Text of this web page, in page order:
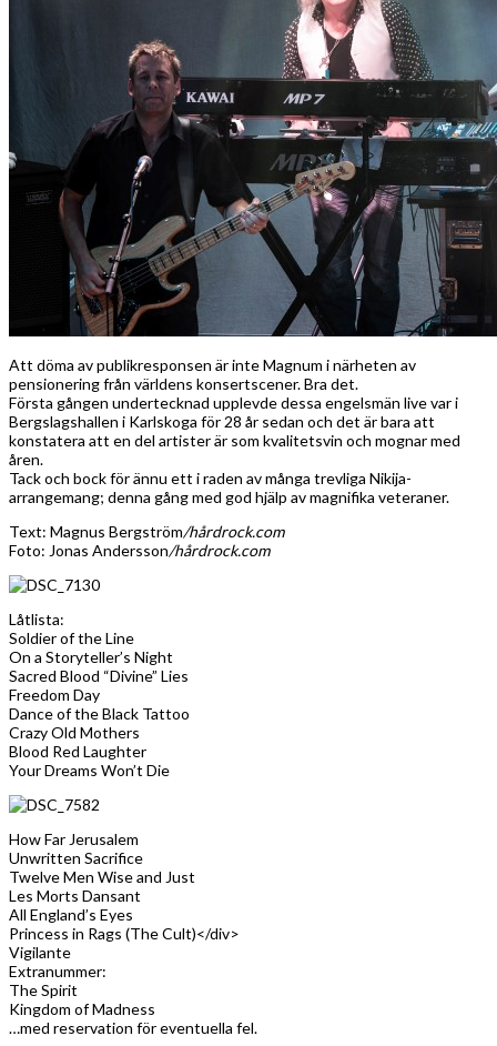
Att döma av publikresponsen är inte Magnum i närheten av
pensionering från världens konsertscener. Bra det.
Första gången undertecknad upplevde dessa engelsmän live var i
Bergslagshallen i Karlskoga för 28 år sedan och det är bara att
konstatera att en del artister är som kvalitetsvin och mognar med
åren.
Tack och bock för ännu ett i raden av många trevliga Nikija-
arrangemang; denna gång med god hjälp av magnifika veteraner.
Text: Magnus Bergström/hårdrock.com
Foto: Jonas Andersson/hårdrock.com
Låtlista:
Soldier of the Line
On a Storyteller’s Night
Sacred Blood “Divine” Lies
Freedom Day
Dance of the Black Tattoo
Crazy Old Mothers
Blood Red Laughter
Your Dreams Won’t Die
How Far Jerusalem
Unwritten Sacrifice
Twelve Men Wise and Just
Les Morts Dansant
All England’s Eyes
Princess in Rags (The Cult)</div>
Vigilante
Extranummer:
The Spirit
Kingdom of Madness
…med reservation för eventuella fel.